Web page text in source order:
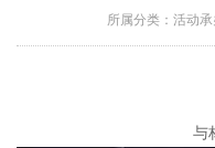
所属分类： 活动承
与